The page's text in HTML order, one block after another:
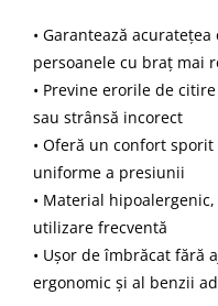
• Garantează
persoanele cu braț mai
• Previne erorile de
sau strânsă incorect
• Oferă un confort
uniforme a presiunii
• Material
utilizare frecventă
• Ușor de îmbrăcat fără
ergonomic și al benzii